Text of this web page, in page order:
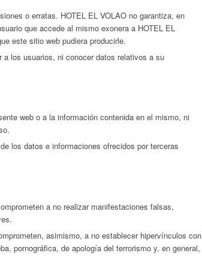
o erratas. HOTEL EL VOLAO no garantiza, en
que accede al mismo exonera a HOTEL EL
este sitio web pudiera producirle.
los usuarios, ni conocer datos relativos a su
web o a la información contenida en el mismo, ni
los datos e informaciones ofrecidos por terceras
a no realizar manifestaciones falsas,
asimismo, a no establecer hipervínculos con
pornográfica, de apología del terrorismo y, en general,